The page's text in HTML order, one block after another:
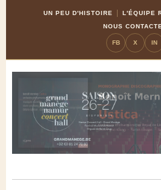
UN PEU D'HISTOIRE
L'ÉQUIPE
NOUS
FB X IN